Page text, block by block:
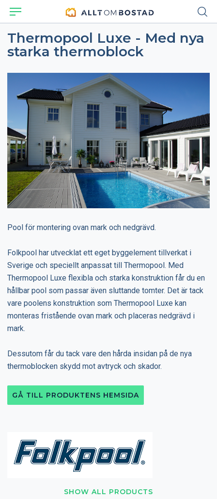
Thermopool Luxe - Med nya
starka thermoblock
SHOW ALL PRODUCTS
Pool för montering ovan mark och nedgrävd.
Folkpool har utvecklat ett eget byggelement tillverkat i
Sverige och speciellt anpassat till Thermopool. Med
Thermopool Luxe flexibla och starka konstruktion får du en
hållbar pool som passar även sluttande tomter. Det är tack
vare poolens konstruktion som Thermopool Luxe kan
monteras fristående ovan mark och placeras nedgrävd i
mark.
Dessutom får du tack vare den hårda insidan på de nya
thermoblocken skydd mot avtryck och skador.
GÅ TILL PRODUKTENS HEMSIDA